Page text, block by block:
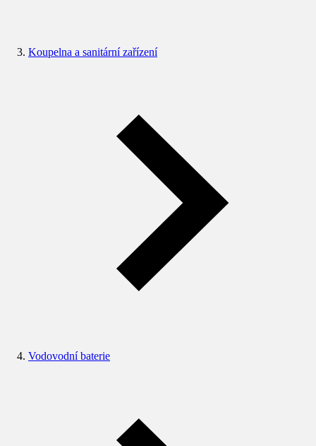
Koupelna a sanitární zařízení
Vodovodní baterie